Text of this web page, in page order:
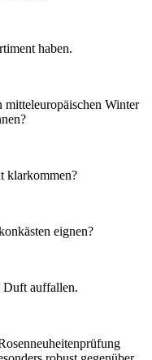
haben.
mitteleuropäischen Winter
klarkommen?
eignen?
Duft auffallen.